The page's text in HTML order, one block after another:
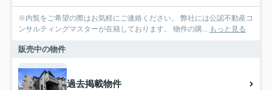
※内覧をご希望の際はお気軽にご連絡ください。 弊社には公認不動産コ
ンサルティングマスターが在籍しております。 物件の購... もっと見る
販売中の物件
過去掲載物件